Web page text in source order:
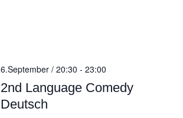
2nd Language Comedy
Deutsch
6.September / 20:30 - 23:00